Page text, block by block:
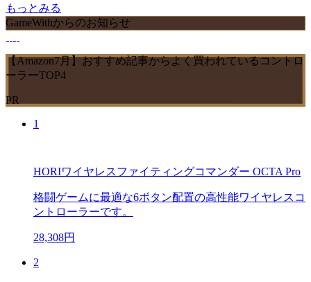
もっとみる
GameWithからのお知らせ
【Amazon7月】おすすめ記事からよく買われているコントロ
ーラーTOP4
PR
1
HORIワイヤレスファイティングコマンダー OCTA Pro
格闘ゲームに最適な6ボタン配置の高性能ワイヤレスコ
ントローラーです。
28,308円
2